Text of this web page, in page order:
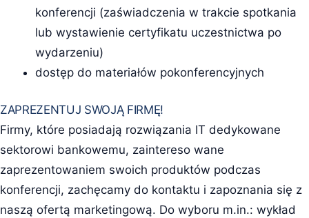
konferencji (zaświadczenia w trakcie spotkania
lub wystawienie certyfikatu uczestnictwa po
wydarzeniu)
dostęp do materiałów pokonferencyjnych
ZAPREZENTUJ SWOJĄ FIRMĘ!
Firmy, które posiadają rozwiązania IT dedykowane
sektorowi bankowemu, zaintereso wane
zaprezentowaniem swoich produktów podczas
konferencji, zachęcamy do kontaktu i zapoznania się z
naszą ofertą marketingową. Do wyboru m.in.: wykład